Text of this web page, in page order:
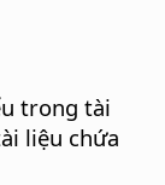
trong tài
liệu chứa